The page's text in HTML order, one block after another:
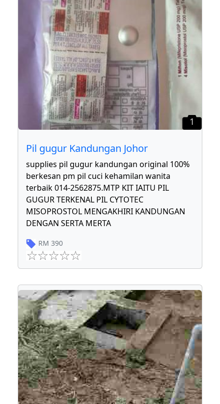
1
Pil gugur Kandungan Johor
supplies pil gugur kandungan original 100%
berkesan pm pil cuci kehamilan wanita
terbaik 014-2562875.MTP KIT IAITU PIL
GUGUR TERKENAL PIL CYTOTEC
MISOPROSTOL MENGAKHIRI KANDUNGAN
DENGAN SERTA MERTA
RM 390